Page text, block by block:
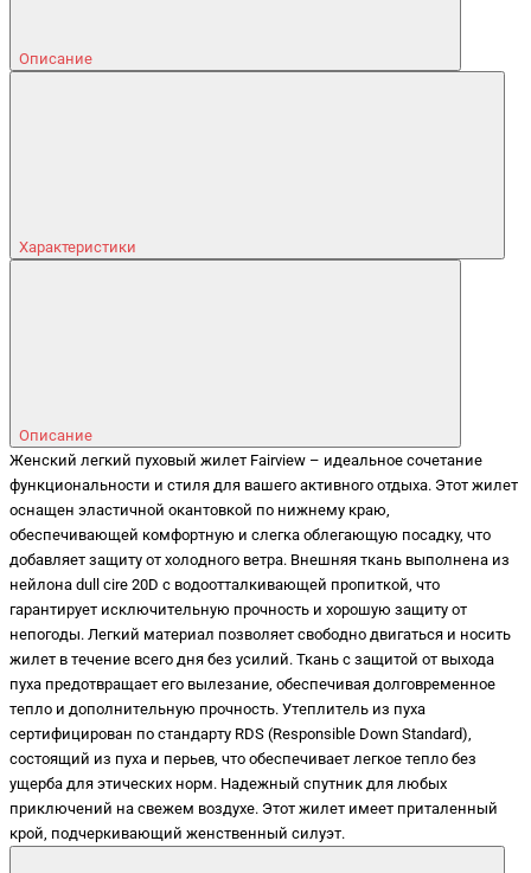
Описание
Характеристики
Описание
Женский легкий пуховый жилет Fairview – идеальное сочетание
функциональности и стиля для вашего активного отдыха. Этот жилет
оснащен эластичной окантовкой по нижнему краю,
обеспечивающей комфортную и слегка облегающую посадку, что
добавляет защиту от холодного ветра. Внешняя ткань выполнена из
нейлона dull cire 20D с водоотталкивающей пропиткой, что
гарантирует исключительную прочность и хорошую защиту от
непогоды. Легкий материал позволяет свободно двигаться и носить
жилет в течение всего дня без усилий. Ткань с защитой от выхода
пуха предотвращает его вылезание, обеспечивая долговременное
тепло и дополнительную прочность. Утеплитель из пуха
сертифицирован по стандарту RDS (Responsible Down Standard),
состоящий из пуха и перьев, что обеспечивает легкое тепло без
ущерба для этических норм. Надежный спутник для любых
приключений на свежем воздухе. Этот жилет имеет приталенный
крой, подчеркивающий женственный силуэт.